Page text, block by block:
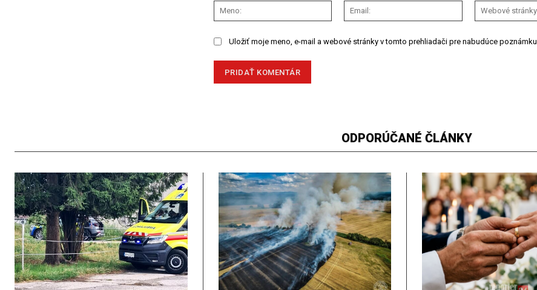
Meno:
Email:
Uložiť moje meno, e-mail a webové stránky v tomto prehliadači pre nabudúce poznámku.
ODPORÚČANÉ ČLÁNKY